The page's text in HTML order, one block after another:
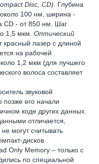
Disc, CD) . Глубина
около 100 нм, ширина -
CD - от 850 нм. Шаг
1,5 мкм.Оптический
красный лазер с длиной
на рабочей
1,2 мкм (для лучшего
волоса составляет
звуковой
его начали
коде других данных.
отличается,
могут считывать
дисков.
Only Memory – только с
по специальной